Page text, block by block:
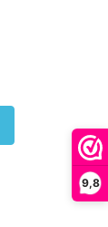
9,8